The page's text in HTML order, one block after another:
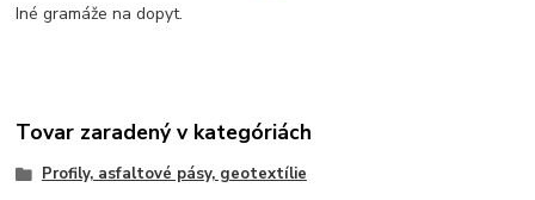
Iné gramáže na dopyt.
Tovar zaradený v kategóriách
Profily, asfaltové pásy, geotextílie